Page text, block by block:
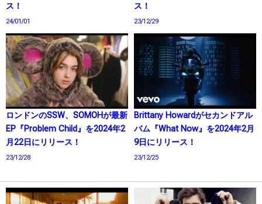
ス！
24/01/01
ス！
23/12/29
ロンドンのSSW、SOMOHが最新
EP『Problem Child』を2024年2
月22日にリリース！
23/12/28
Brittany Howardがセカンドアル
バム『What Now』を2024年2月
9日にリリース！
23/12/25